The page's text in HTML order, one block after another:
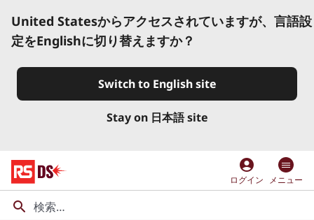
United Statesからアクセスされていますが、言語設
定をEnglishに切り替えますか？
Switch to English site
Stay on 日本語 site
account_circle
ログイン メニュー